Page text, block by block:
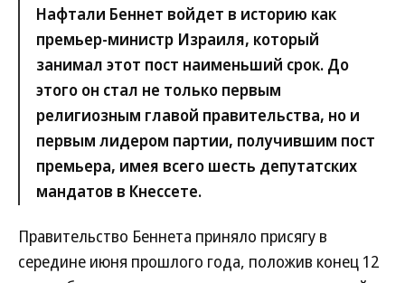
Нафтали Беннет войдет в историю как
премьер-министр Израиля, который
занимал этот пост наименьший срок. До
этого он стал не только первым
религиозным главой правительства, но и
первым лидером партии, получившим пост
премьера, имея всего шесть депутатских
мандатов в Кнессете.
Правительство Беннета приняло присягу в
середине июня прошлого года, положив конец 12